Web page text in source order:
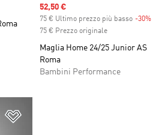
Sale price
52,50 €
75 € Ultimo prezzo più basso -30%
75 € Prezzo originale
Maglia Home 24/25 Junior AS
Roma
Bambini Performance